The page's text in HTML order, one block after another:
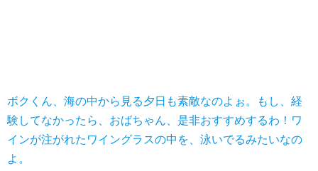
ボクくん、海の中から見る夕日も素敵なのよぉ。もし、経
験してなかったら、おばちゃん、是非おすすめするわ！ワ
インが注がれたワイングラスの中を、泳いでるみたいなの
よ。